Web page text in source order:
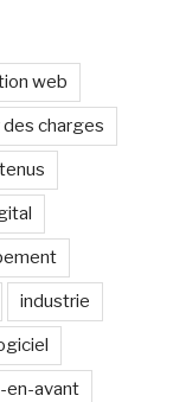
web
des charges
industrie
en-avant